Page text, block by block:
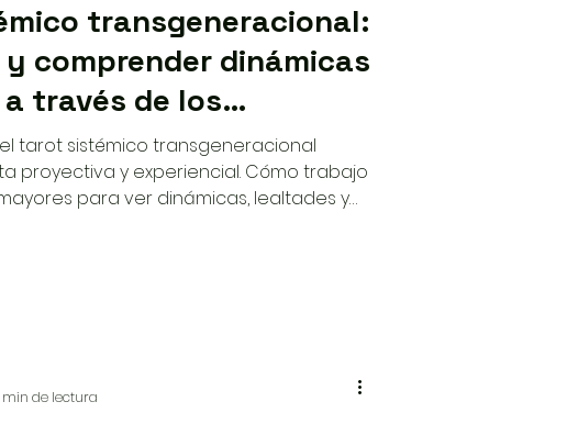
transgeneracional:
comprender dinámicas
través de los
tarot sistémico transgeneracional
proyectiva y experiencial. Cómo trabajo
para ver dinámicas, lealtades y
min de lectura